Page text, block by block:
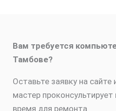
Вам требуется
Тамбове?
Оставьте заявку на сайте
мастер
время для ремонта